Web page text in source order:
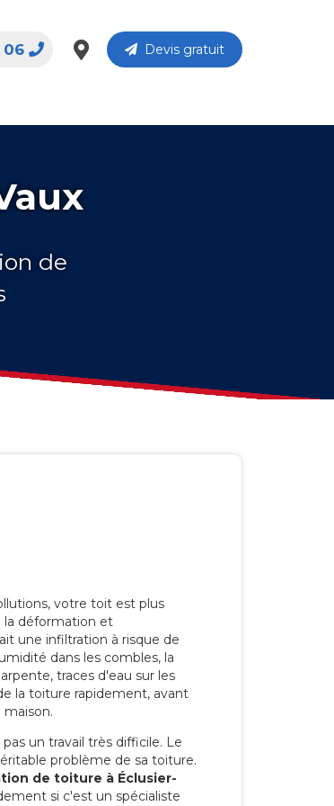
Devis gratuit
06
de
votre toit est plus
la déformation et
une infiltration à risque de
dans les combles, la
traces d'eau sur les
la toiture rapidement, avant
un travail très difficile. Le
problème de sa toiture.
de toiture à Éclusier-
si c'est un spécialiste